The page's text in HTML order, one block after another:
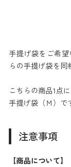
手提げ袋をご希望
らの手提げ袋を同
こちらの商品1点
手提げ袋（Ｍ）で
注意事項
【商品について】